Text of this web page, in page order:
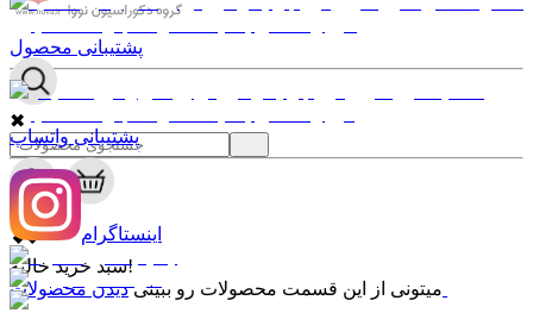
✖
0
✖
سبد خرید خالیه!
میتونی از این قسمت محصولات رو ببینی
پشتیبانی محصول
پشتیبانی واتساپ
اینستاگرام